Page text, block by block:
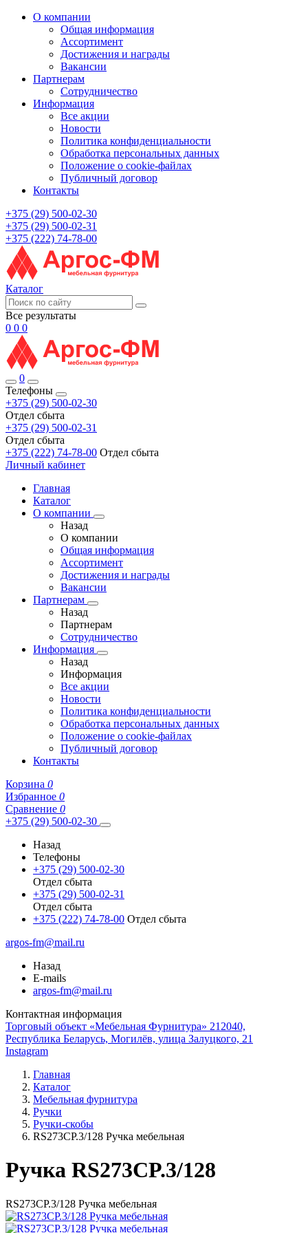
О компании
Общая информация
Ассортимент
Достижения и награды
Вакансии
Партнерам
Сотрудничество
Информация
Все акции
Новости
Политика конфиденциальности
Обработка персональных данных
Положение о cookie-файлах
Публичный договор
Контакты
+375 (29) 500-02-30
+375 (29) 500-02-31
+375 (222) 74-78-00
Каталог
Все результаты
0 0 0
0
Телефоны
+375 (29) 500-02-30
Отдел сбыта
+375 (29) 500-02-31
Отдел сбыта
+375 (222) 74-78-00 Отдел сбыта
Личный кабинет
Главная
Каталог
О компании
Назад
О компании
Общая информация
Ассортимент
Достижения и награды
Вакансии
Партнерам
Назад
Партнерам
Сотрудничество
Информация
Назад
Информация
Все акции
Новости
Политика конфиденциальности
Обработка персональных данных
Положение о cookie-файлах
Публичный договор
Контакты
Корзина 0
Избранное 0
Сравнение 0
+375 (29) 500-02-30
Назад
Телефоны
+375 (29) 500-02-30
Отдел сбыта
+375 (29) 500-02-31
Отдел сбыта
+375 (222) 74-78-00 Отдел сбыта
argos-fm@mail.ru
Назад
E-mails
argos-fm@mail.ru
Контактная информация
Торговый объект «Мебельная Фурнитура» 212040,
Республика Беларусь, Могилёв, улица Залуцкого, 21
Instagram
Главная
Каталог
Мебельная фурнитура
Ручки
Ручки-скобы
RS273CP.3/128 Ручка мебельная
Ручка RS273CP.3/128
RS273CP.3/128 Ручка мебельная